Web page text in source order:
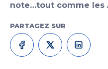
PARTAGEZ SUR
note…tout comme les